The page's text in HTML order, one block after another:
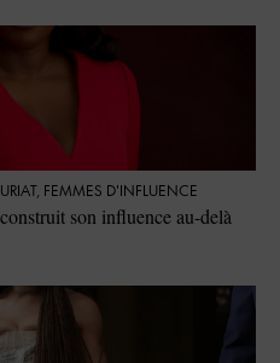
, FEMMES D'INFLUENCE
son influence au-delà